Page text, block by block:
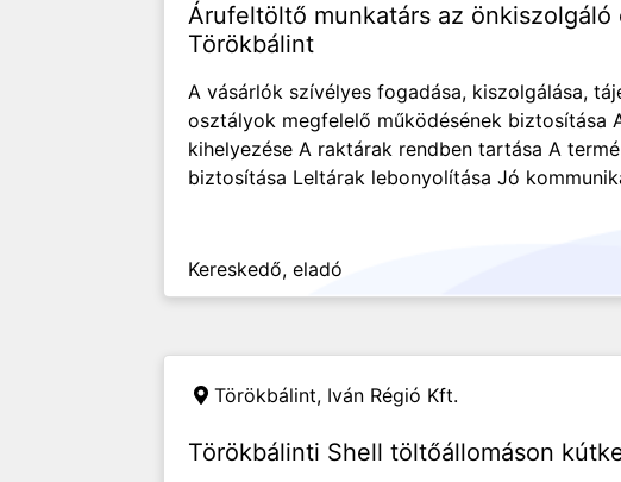
Árufeltöltő munkatárs az önkiszolgáló
Törökbálint
A vásárlók szívélyes fogadása, kiszolgálása,
osztályok megfelelő működésének biztosítása
kihelyezése A raktárak rendben tartása A
biztosítása Leltárak lebonyolítása Jó
Kereskedő, eladó
Törökbálint, Iván Régió Kft.
Törökbálinti Shell töltőállomáson